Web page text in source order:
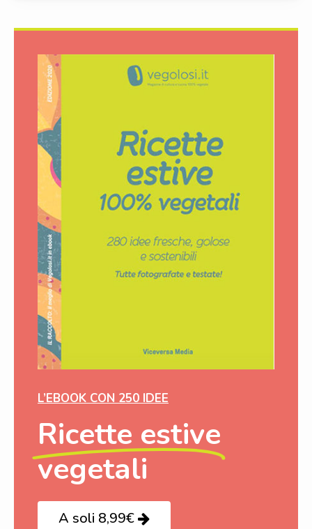
L’EBOOK CON 250 IDEE
Ricette estive
vegetali
A soli 8,99€